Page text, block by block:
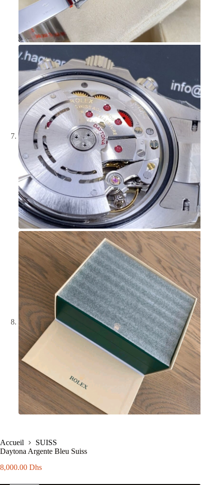
Accueil
SUISS
Daytona Argente Bleu Suiss
8,000.00 Dhs